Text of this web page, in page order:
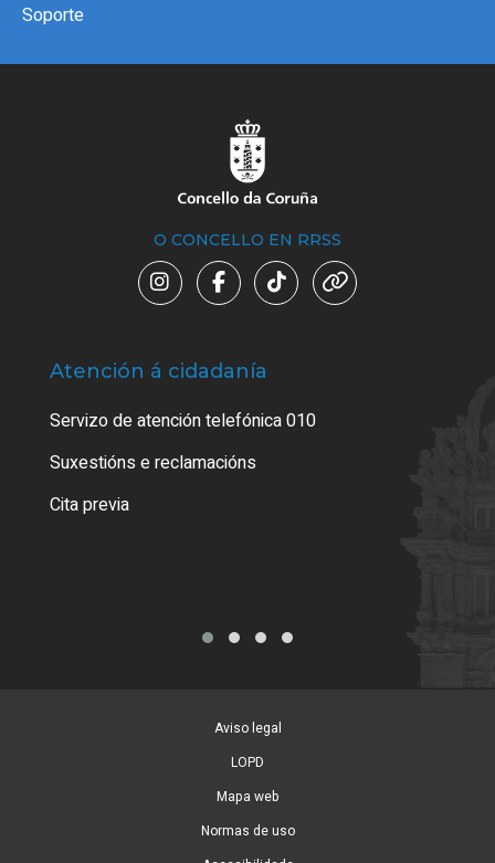
Soporte
O CONCELLO EN RRSS
Atención á cidadanía
Servizo de atención telefónica 010
Suxestións e reclamacións
Cita previa
Aviso legal
LOPD
Mapa web
Normas de uso